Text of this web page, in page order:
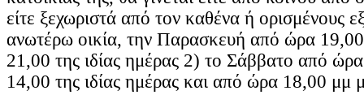
είτε ξεχωριστά από τον καθένα ή ορισμένους
ανωτέρω οικία, την Παρασκευή από ώρα
21,00 της ιδίας ημέρας 2) το Σάββατο από
14,00 της ιδίας ημέρας και από ώρα 18,00 μμ